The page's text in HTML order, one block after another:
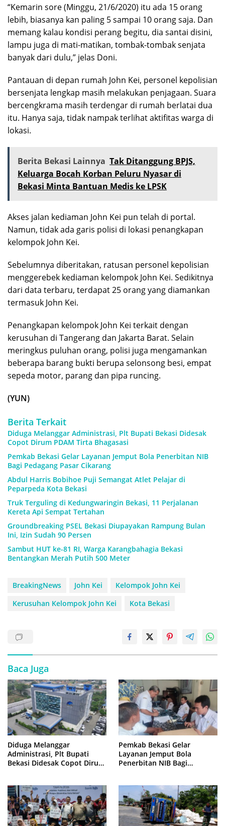
“Kemarin sore (Minggu, 21/6/2020) itu ada 15 orang
lebih, biasanya kan paling 5 sampai 10 orang saja. Dan
memang kalau kondisi perang begitu, dia santai disini,
lampu juga di mati-matikan, tombak-tombak senjata
banyak dari dulu,” jelas Doni.
Pantauan di depan rumah John Kei, personel kepolisian
bersenjata lengkap masih melakukan penjagaan. Suara
bercengkrama masih terdengar di rumah berlatai dua
itu. Hanya saja, tidak nampak terlihat aktifitas warga di
lokasi.
Berita Bekasi Lainnya Tak Ditanggung BPJS,
Keluarga Bocah Korban Peluru Nyasar di
Bekasi Minta Bantuan Medis ke LPSK
Akses jalan kediaman John Kei pun telah di portal.
Namun, tidak ada garis polisi di lokasi penangkapan
kelompok John Kei.
Sebelumnya diberitakan, ratusan personel kepolisian
menggerebek kediaman kelompok John Kei. Sedikitnya
dari data terbaru, terdapat 25 orang yang diamankan
termasuk John Kei.
Penangkapan kelompok John Kei terkait dengan
kerusuhan di Tangerang dan Jakarta Barat. Selain
meringkus puluhan orang, polisi juga mengamankan
beberapa barang bukti berupa selonsong besi, empat
sepeda motor, parang dan pipa runcing.
(YUN)
Berita Terkait
Diduga Melanggar Administrasi, Plt Bupati Bekasi Didesak
Copot Dirum PDAM Tirta Bhagasasi
Pemkab Bekasi Gelar Layanan Jemput Bola Penerbitan NIB
Bagi Pedagang Pasar Cikarang
Abdul Harris Bobihoe Puji Semangat Atlet Pelajar di
Peparpeda Kota Bekasi
Truk Terguling di Kedungwaringin Bekasi, 11 Perjalanan
Kereta Api Sempat Tertahan
Groundbreaking PSEL Bekasi Diupayakan Rampung Bulan
Ini, Izin Sudah 90 Persen
Sambut HUT ke-81 RI, Warga Karangbahagia Bekasi
Bentangkan Merah Putih 500 Meter
BreakingNews John Kei
Kelompok John Kei
Kerusuhan Kelompok John Kei
Kota Bekasi
Baca Juga
Diduga Melanggar
Administrasi, Plt Bupati
Bekasi Didesak Copot Dirum
Pemkab Bekasi Gelar
Layanan Jemput Bola
Penerbitan NIB Bagi